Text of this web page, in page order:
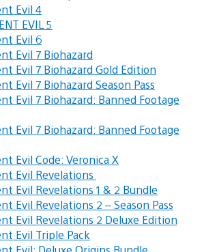
Evil 4
EVIL 5
Evil 6
Evil 7 Biohazard
Evil 7 Biohazard Gold Edition
Evil 7 Biohazard Season Pass
Evil 7 Biohazard: Banned Footage
Evil 7 Biohazard: Banned Footage
Evil Code: Veronica X
Evil Revelations
Evil Revelations 1 & 2 Bundle
Evil Revelations 2 – Season Pass
Evil Revelations 2 Deluxe Edition
Evil Triple Pack